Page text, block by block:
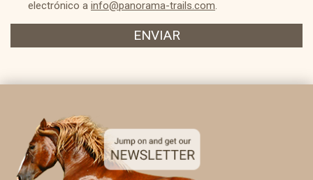
electrónico a info@panorama-trails.com.
ENVIAR